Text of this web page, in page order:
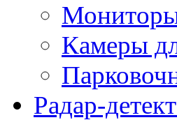
Мониторы
Камеры
Радар-